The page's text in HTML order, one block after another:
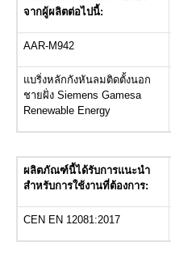
จากผู้ผลิตต่อไปนี้:
AAR-M942
แบริ่งหลักกังหันลมติดตั้งนอก
ชายฝั่ง Siemens Gamesa
Renewable Energy
ผลิตภัณฑ์นี้ได้รับการแนะนำ
สำหรับการใช้งานที่ต้องการ:
CEN EN 12081:2017